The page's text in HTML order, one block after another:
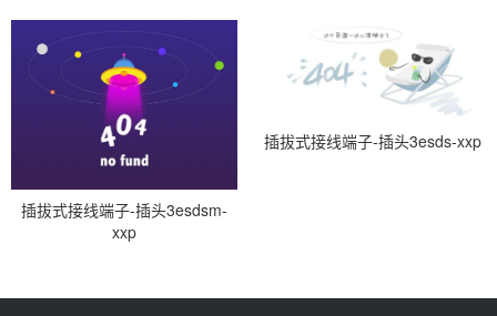
插拔式接线端子-插头3esdsm-
xxp
插拔式接线端子-插头3esds-xxp